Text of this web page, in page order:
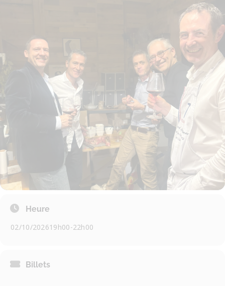
Heure
02/10/202619h00-22h00
Billets